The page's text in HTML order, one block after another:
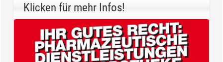
Klicken für mehr Infos!